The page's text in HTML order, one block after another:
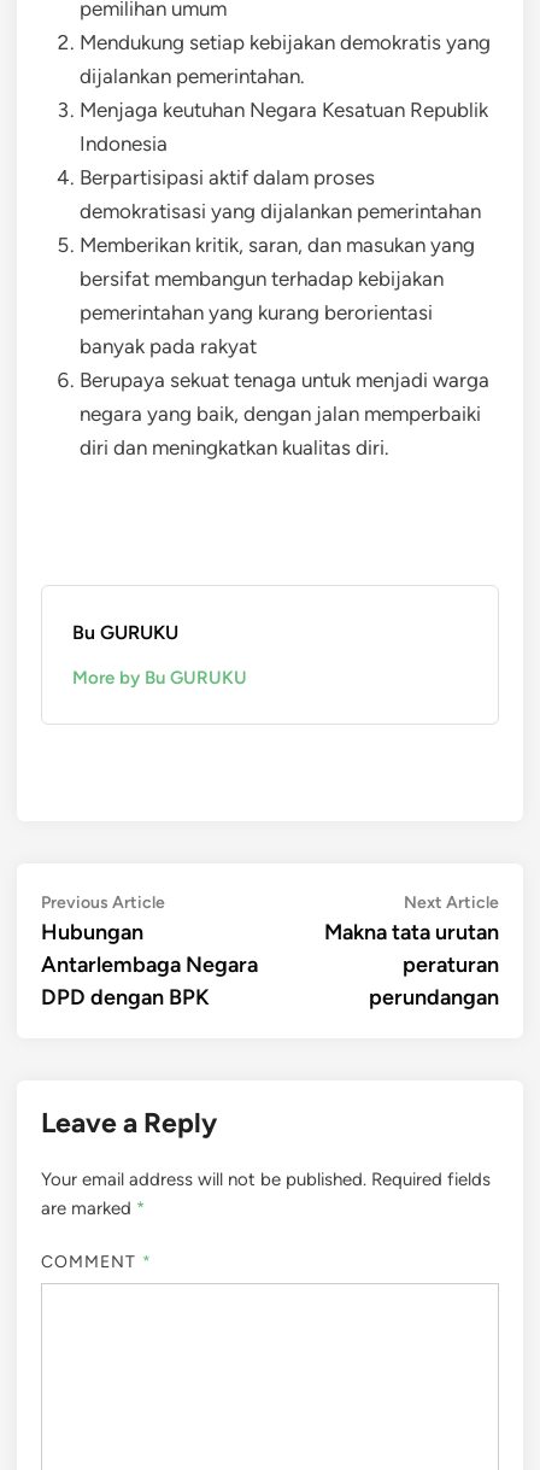
pemilihan umum
Mendukung setiap kebijakan demokratis yang
dijalankan pemerintahan.
Menjaga keutuhan Negara Kesatuan Republik
Indonesia
Berpartisipasi aktif dalam proses
demokratisasi yang dijalankan pemerintahan
Memberikan kritik, saran, dan masukan yang
bersifat membangun terhadap kebijakan
pemerintahan yang kurang berorientasi
banyak pada rakyat
Berupaya sekuat tenaga untuk menjadi warga
negara yang baik, dengan jalan memperbaiki
diri dan meningkatkan kualitas diri.
Bu GURUKU
More by Bu GURUKU
Post
navigation
Previous ArticlePrevious
Hubungan
Antarlembaga Negara
DPD dengan BPK
Next ArticleNext
Makna tata urutan
peraturan
perundangan
Leave a Reply
Your email address will not be published. Required fields
are marked *
COMMENT *